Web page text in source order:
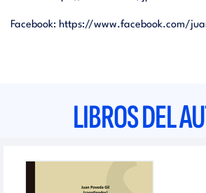
Facebook: https://www.facebook.com/
LIBROS DEL